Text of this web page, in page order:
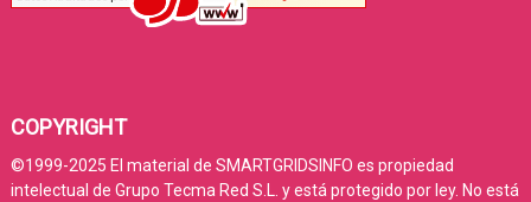
COPYRIGHT
©1999-2025 El material de SMARTGRIDSINFO es propiedad
intelectual de Grupo Tecma Red S.L. y está protegido por ley. No está